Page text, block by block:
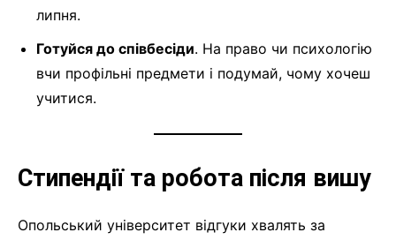
липня.
Готуйся до співбесіди. На право чи психологію
вчи профільні предмети і подумай, чому хочеш
учитися.
Стипендії та робота після вишу
Опольський університет відгуки хвалять за